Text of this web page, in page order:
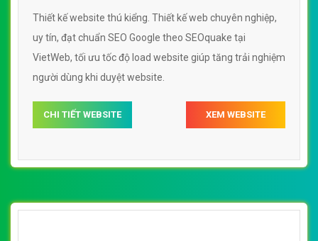
[petmart] Thiết kế website cửa hàng thú
cảnh lolipet đẹp SEO nhanh hiệu quả
By: VietWebGroup.Vn Lượt xem: 15600
Thiết kế website cửa hàng thú cảnh lolipet. Thiết kế web
SEOquake tại VietWeb, tối ưu tốc độ load website giúp
tăng trải nghiệm người dùng khi duyệt website.
CHI TIẾT WEBSITE XEM WEBSITE